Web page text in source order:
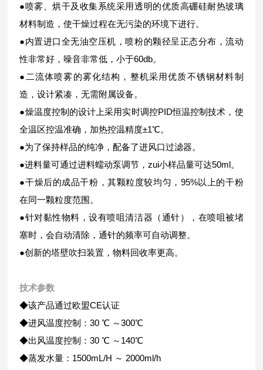
●喷雾、烘干及收集系统采用透明的优质高硼硅耐热玻璃
材料制造，使干燥过程在无污染的环境下进行。
●内置进口全无油空压机，喷粉的颗径呈正态分布，流动
性非常好，噪音非常低，小于60db。
●二流体喷雾的雾化结构，整机采用优质不锈钢材料制
造，设计紧凑，无需附属设备。
●燥温度控制的设计上采用实时调控PID恒温控制技术，使
全温区控温准确，加热控温精度±1℃。
●为了保持样品的纯净，配备了进风口过滤器。
●进料量可通过进料蠕动泵调节，zui小样品量可达50ml。
●干燥后的成品干粉，其颗粒度较均匀，95%以上的干粉
在同一颗粒度范围。
●针对黏性物料，设有喷咀清洁器（通针），在喷咀被堵
塞时，会自动清除，通针的频率可自动调整。
●创新的塔壁吹扫装置，物料回收率更高。
技术参数
◆该产品通过欧盟CE认证
◆进风温度控制：30 ℃ ～300℃
◆出风温度控制：30 ℃ ～140℃
◆蒸发水量：1500mL/H ～ 2000ml/h